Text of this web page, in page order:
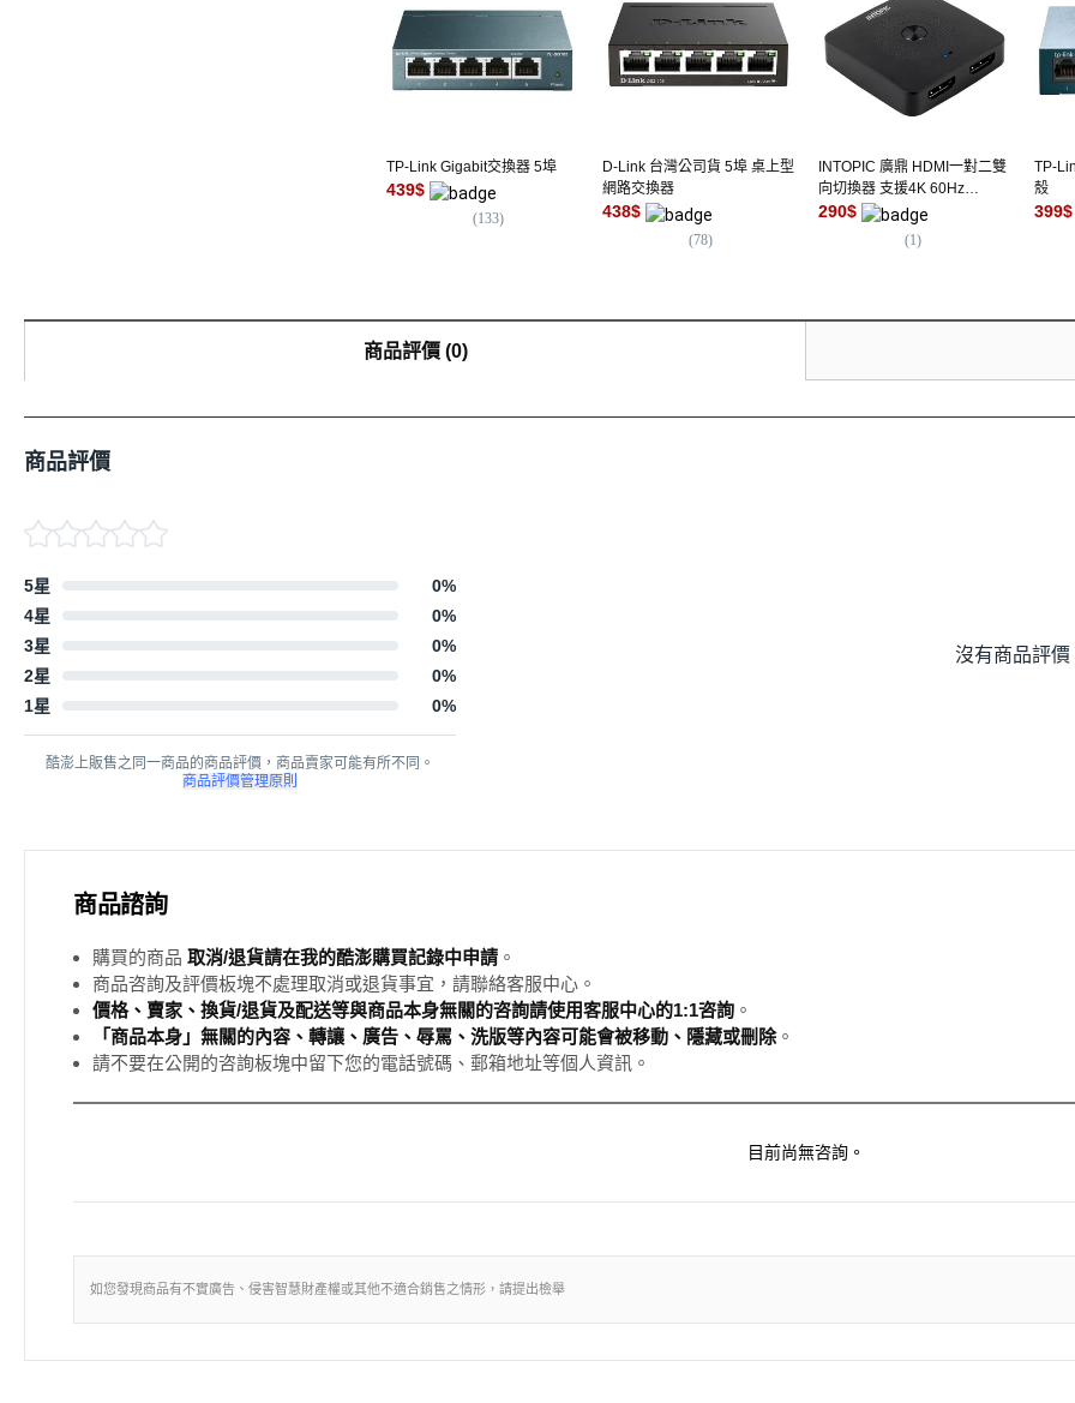
TP-Link Gigabit交換器 5埠
439$
(133)
D-Link 台灣公司貨 5埠 桌上型
網路交換器
438$
(78)
INTOPIC 廣鼎 HDMI一對二雙
向切換器 支援4K 60Hz
HDCP2.3
290$
(1)
TP-
殼
399$
商品評價(0)
商品評價
5星 0%
4星
0%
3星
0%
2星
0%
1星
0%
酷澎上販售之同一商品的商品評價，商品賣家可能有所不同。
商品評價管理原則
沒有商品評價
商品諮詢
購買的商品 取消/退貨請在我的酷澎購買記錄中申請 。
商品咨詢及評價板塊不處理取消或退貨事宜，請聯絡客服中心。
價格、賣家、換貨/退貨及配送等與商品本身無關的咨詢請使用客服中心的1:1咨詢 。
「商品本身」無關的內容、轉讓、廣告、辱罵、洗版等內容可能會被移動、隱藏或刪除。
請不要在公開的咨詢板塊中留下您的電話號碼、郵箱地址等個人資訊。
目前尚無咨詢。
如您發現商品有不實廣告、侵害智慧財產權或其他不適合銷售之情形，請提出檢舉